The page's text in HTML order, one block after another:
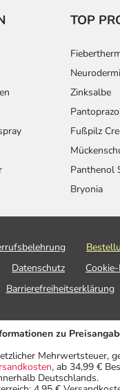
TOP
Zinksalbe
Fußpilz
Panthenol
Bryonia
Datenschutz
Barrierefreiheitserklärung
zu
Mehrwertsteuer,
, ab 34,99 €
Deutschlands.